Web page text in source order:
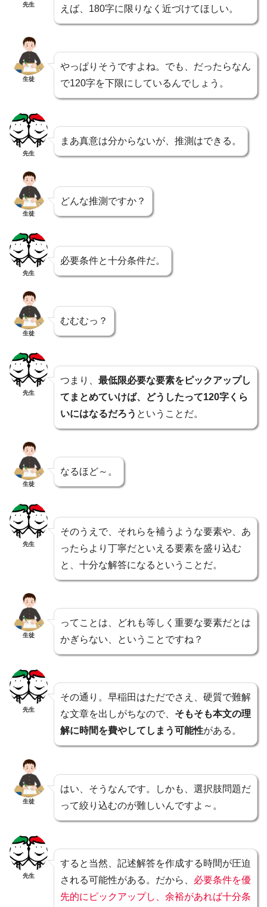
先生
えば、 180字に限りなく近づけてほしい。
生徒
やっぱりそうですよね。でも、だったらなん
で120字を下限にしているんでしょう。
先生
まあ真意は分からないが、推測はできる。
生徒
どんな推測ですか？
先生
必要条件と十分条件だ。
生徒
むむむっ？
先生
つまり、 最低限必要な要素をピックアップし
てまとめていけば、どうしたって120字くら
いにはなるだろう ということだ。
生徒
なるほど～。
先生
そのうえで、それらを補うような要素や、あ
ったらより丁寧だといえる要素を盛り込む
と、十分な解答になるということだ。
生徒
ってことは、どれも等しく重要な要素だとは
かぎらない、ということですね？
先生
その通り。早稲田はただでさえ、硬質で難解
な文章を出しがちなので、 そもそも本文の理
解に時間を費やしてしまう可能性がある。
生徒
はい、そうなんです。しかも、選択肢問題だ
って絞り込むのが難しいんですよ～。
先生
すると当然、記述解答を作成する時間が圧迫
される可能性がある。だから、 必要条件を優
先的にピックアップし、余裕があれば十分条